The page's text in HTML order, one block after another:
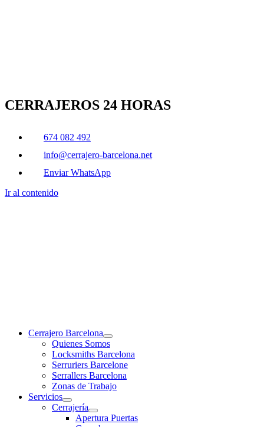
CERRAJEROS 24 HORAS
674 082 492
info@cerrajero-barcelona.net
Enviar WhatsApp
Ir al contenido
Cerrajero Barcelona
Quienes Somos
Locksmiths Barcelona
Serruriers Barcelone
Serrallers Barcelona
Zonas de Trabajo
Servicios
Cerrajería
Apertura Puertas